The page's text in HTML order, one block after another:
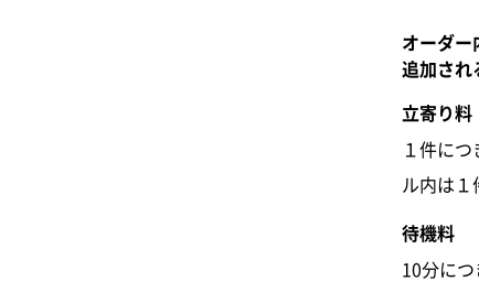
オーダ
追加され
立寄り料
１件に
ル内は
待機料
10分に